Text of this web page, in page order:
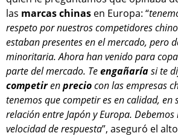
las marcaschinas en Europa: “
respeto por nuestros competidores
estaban presentes en el mercado, pero
minoritaria. Ahora han venido para
parte del mercado. Teengañaríasi te
competirenpreciocon las empresas
tenemos que competir es en calidad, en
relación entre Japón y Europa.
velocidad de respuesta”, aseguró el